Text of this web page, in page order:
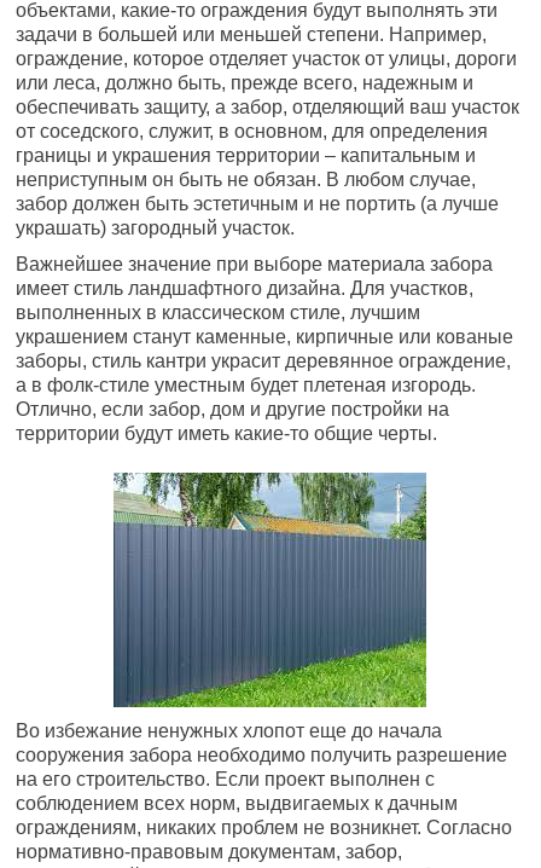
объектами, какие-то ограждения будут выполнять эти
задачи в большей или меньшей степени. Например,
ограждение, которое отделяет участок от улицы, дороги
или леса, должно быть, прежде всего, надежным и
обеспечивать защиту, а забор, отделяющий ваш участок
от соседского, служит, в основном, для определения
границы и украшения территории – капитальным и
неприступным он быть не обязан. В любом случае,
забор должен быть эстетичным и не портить (а лучше
украшать) загородный участок.
Важнейшее значение при выборе материала забора
имеет стиль ландшафтного дизайна. Для участков,
выполненных в классическом стиле, лучшим
украшением станут каменные, кирпичные или кованые
заборы, стиль кантри украсит деревянное ограждение,
а в фолк-стиле уместным будет плетеная изгородь.
Отлично, если забор, дом и другие постройки на
территории будут иметь какие-то общие черты.
Во избежание ненужных хлопот еще до начала
сооружения забора необходимо получить разрешение
на его строительство. Если проект выполнен с
соблюдением всех норм, выдвигаемых к дачным
ограждениям, никаких проблем не возникнет. Согласно
нормативно-правовым документам, забор,